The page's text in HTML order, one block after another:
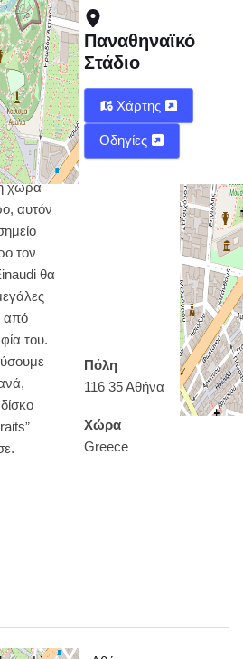
ένα
για
να
σε
χώρα
αυτόν
τον
θα
από
του.
Παναθηναϊκό
Στάδιο
Χάρτης
Οδηγίες
Πόλη
116 35 Αθήνα
Χώρα
Greece